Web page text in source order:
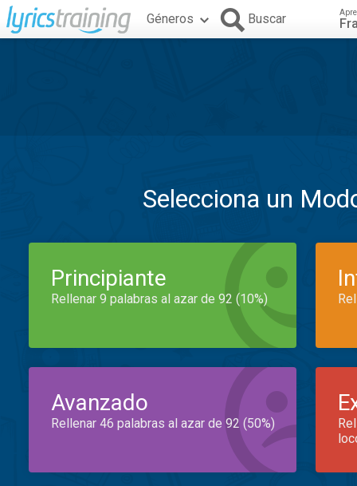
Géneros Buscar
Selecciona un
Principiante
Rellenar 9 palabras al azar de 92 (10%)
Avanzado
Rellenar 46 palabras al azar de 92 (50%)